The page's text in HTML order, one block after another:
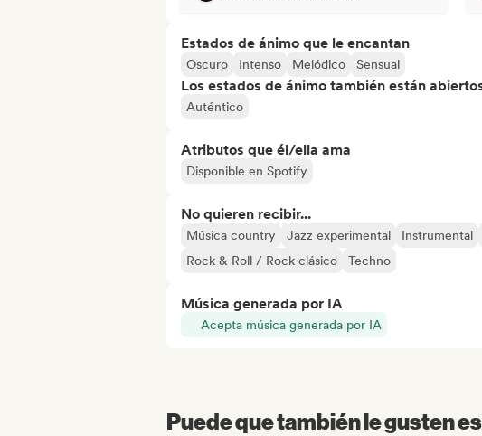
Estados de ánimo que le encantan
Oscuro Intenso Melódico Sensual
Los estados de ánimo también están
Auténtico
Atributos que él/ella ama
Disponible en Spotify
No quieren recibir...
Música country Jazz experimental Instrumental
Rock & Roll / Rock clásico
Techno
Música generada por IA
Acepta música generada por IA
Puede que también le gusten